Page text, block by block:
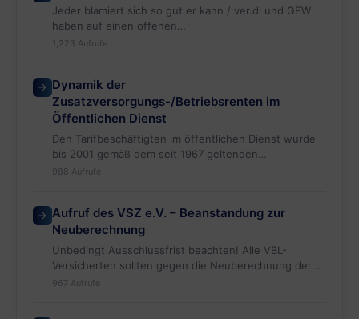
Jeder blamiert sich so gut er kann / ver.di und GEW
haben auf einen offenen…
1,223 Aufrufe
Dynamik der
Zusatzversorgungs-/Betriebsrenten im
Öffentlichen Dienst
Den Tarifbeschäftigten im öffentlichen Dienst wurde
bis 2001 gemäß dem seit 1967 geltenden
Altersversorgungstarifvertrag versprochen,…
988 Aufrufe
Aufruf des VSZ e.V. – Beanstandung zur
Neuberechnung
Unbedingt Ausschlussfrist beachten! Alle VBL-
Versicherten sollten gegen die Neuberechnung der
Startgutschrift 2018 durch
967 Aufrufe